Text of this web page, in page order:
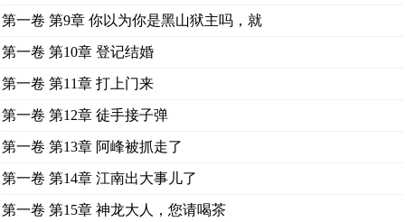
第一卷 第9章 你以为你是黑山狱主吗，就
第一卷 第10章 登记结婚
第一卷 第11章 打上门来
第一卷 第12章 徒手接子弹
第一卷 第13章 阿峰被抓走了
第一卷 第14章 江南出大事儿了
第一卷 第15章 神龙大人，您请喝茶